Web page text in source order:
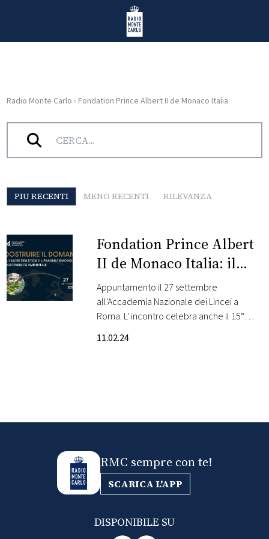
Radio Monte Carlo
HOME
RADIO
RADIO
NEWS
FOTO
PRINCIPATO
MONACO
Radio Monte Carlo › Fondation Prince Albert II de Monaco Italia
Tag:Fondation Prince Albert II de Monaco Italia
PIU RECENTI MENO RECENTI RILEVANZA
Fondation Prince Albert
II de Monaco Italia: il
convegno Costruire il
Domani: Il Valore
dell’Etica e il
Pragmatismo nella
Appuntamento il 27 settembre
all'Accademia Nazionale dei Lincei a
Roma. L' incontro celebra anche il 15°
11.02.24
RMC sempre con te!
SCARICA L'APP
DISPONIBILE SU